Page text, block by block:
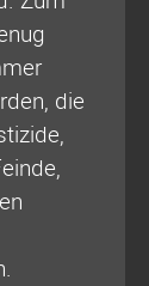
die